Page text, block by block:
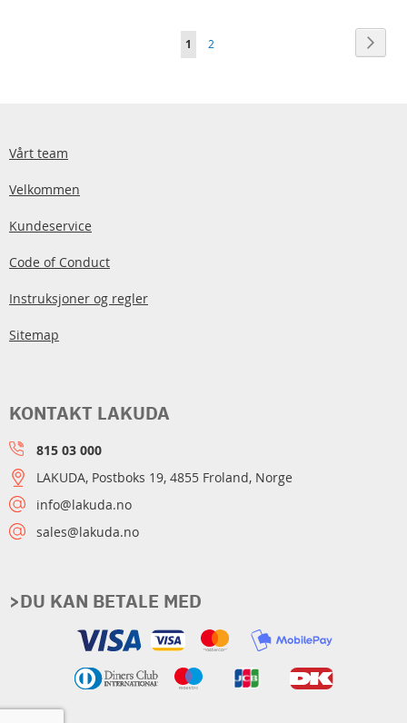
You're
1 Side
2
Vårt team
Velkommen
Kundeservice
Code of Conduct
Instruksjoner og regler
Sitemap
>DU KAN BETALE MED
KONTAKT LAKUDA
815 03 000
LAKUDA, Postboks 19, 4855 Froland, Norge
info@lakuda.no
sales@lakuda.no